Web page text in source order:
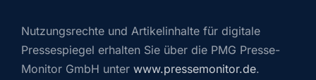
Nutzungsrechte und Artikelinhalte für digitale
Pressespiegel erhalten Sie über die PMG Presse-
Monitor GmbH unter www.pressemonitor.de.